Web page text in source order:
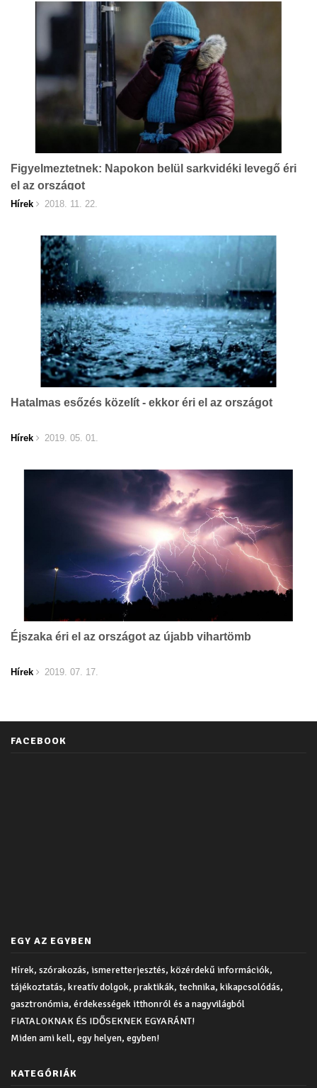
Figyelmeztetnek: Napokon belül sarkvidéki levegő éri
el az országot
Hírek 2018. 11. 22.
Hatalmas esőzés közelít - ekkor éri el az országot
Hírek 2019. 05. 01.
Éjszaka éri el az országot az újabb vihartömb
Hírek 2019. 07. 17.
FACEBOOK
EGY AZ EGYBEN
Hírek, szórakozás, ismeretterjesztés, közérdekű információk,
tájékoztatás, kreatív dolgok, praktikák, technika, kikapcsolódás,
gasztronómia, érdekességek itthonról és a nagyvilágból
FIATALOKNAK ÉS IDŐSEKNEK EGYARÁNT!
Miden ami kell, egy helyen, egyben!
KATEGÓRIÁK